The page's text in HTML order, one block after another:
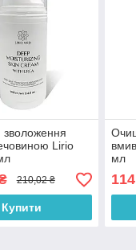
Lirio
210,02 ₴
Купити
мл
114